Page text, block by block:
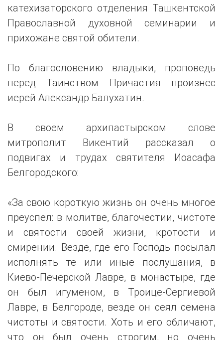
катехизаторского отделения Ташкентской
Православной духовной семинарии и
прихожане святой обители.
По благословению владыки, проповедь
перед Таинством Причастия произнёс
иерей Александр Балухатин.
В своём архипастырском слове
митрополит Викентий рассказал о
подвигах и трудах святителя Иоасафа
Белгородского:
«За свою короткую жизнь он очень многое
преуспел: в молитве, благочестии, чистоте
и святости своей жизни, кротости и
смирении. Везде, где его Господь посылал
исполнять те или иные послушания, в
Киево-Печерской Лавре, в монастыре, где
он был игуменом, в Троице-Сергиевой
Лавре, в Белгороде, везде он сеял семена
чистоты и святости. Хоть и его обличают,
что он был очень строгим, но очень